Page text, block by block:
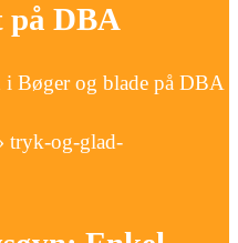
på DBA
Bøger og blade på DBA
tryk-og-glad-